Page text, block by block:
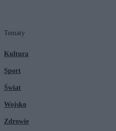
Tematy
Kultura
Sport
Świat
Wojsko
Zdrowie